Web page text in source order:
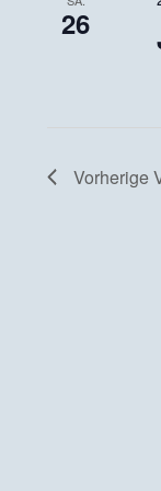
26
Vorherige